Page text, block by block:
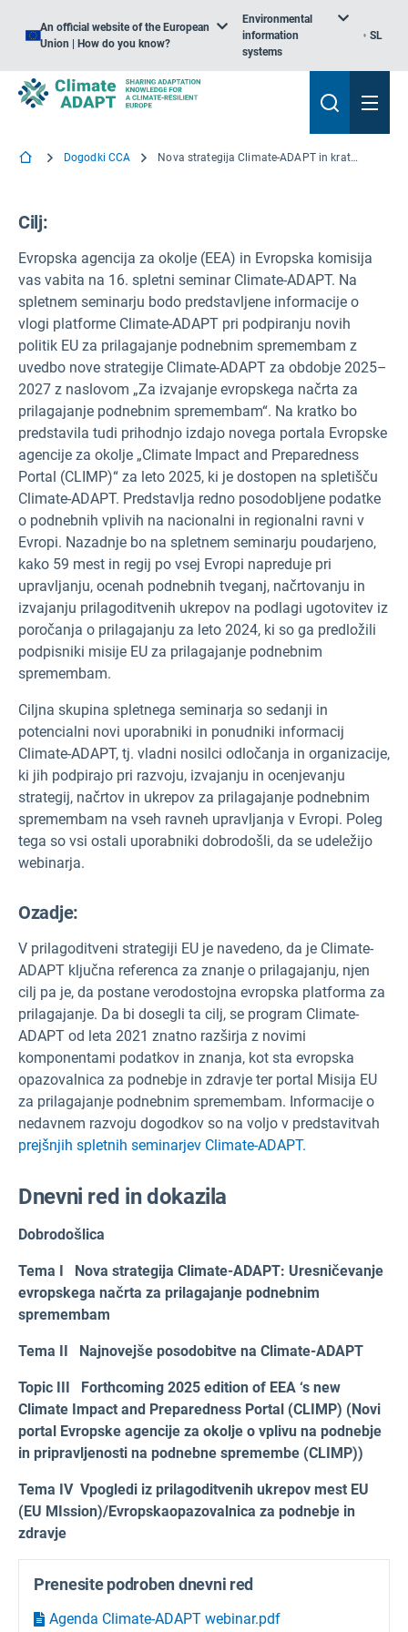
An official website of the European
Union | How do you know?
Environmental
information
systems
SL
Dogodki CCA Nova strategija Climate-ADAPT in kratka predstavitev prihodnje izdaje novega portala o vplivu na podnebje in pripravljenosti nanj (CLIMP) za leto 2025 – 16. spletni seminar Climate-ADAPT
Cilj:
Evropska agencija za okolje (EEA) in Evropska komisija
vas vabita na 16. spletni seminar Climate-ADAPT. Na
spletnem seminarju bodo predstavljene informacije o
vlogi platforme Climate-ADAPT pri podpiranju novih
politik EU za prilagajanje podnebnim spremembam z
uvedbo nove strategije Climate-ADAPT za obdobje 2025–
2027 z naslovom „Za izvajanje evropskega načrta za
prilagajanje podnebnim spremembam“. Na kratko bo
predstavila tudi prihodnjo izdajo novega portala Evropske
agencije za okolje „Climate Impact and Preparedness
Portal (CLIMP)“ za leto 2025, ki je dostopen na spletišču
Climate-ADAPT. Predstavlja redno posodobljene podatke
o podnebnih vplivih na nacionalni in regionalni ravni v
Evropi. Nazadnje bo na spletnem seminarju poudarjeno,
kako 59 mest in regij po vsej Evropi napreduje pri
upravljanju, ocenah podnebnih tveganj, načrtovanju in
izvajanju prilagoditvenih ukrepov na podlagi ugotovitev iz
poročanja o prilagajanju za leto 2024, ki so ga predložili
podpisniki misije EU za prilagajanje podnebnim
spremembam.
Ciljna skupina spletnega seminarja so sedanji in
potencialni novi uporabniki in ponudniki informacij
Climate-ADAPT, tj. vladni nosilci odločanja in organizacije,
ki jih podpirajo pri razvoju, izvajanju in ocenjevanju
strategij, načrtov in ukrepov za prilagajanje podnebnim
spremembam na vseh ravneh upravljanja v Evropi. Poleg
tega so vsi ostali uporabniki dobrodošli, da se udeležijo
webinarja.
Ozadje:
V prilagoditveni strategiji EU je navedeno, da je Climate-
ADAPT ključna referenca za znanje o prilagajanju, njen
cilj pa je, da postane verodostojna evropska platforma za
prilagajanje. Da bi dosegli ta cilj, se program Climate-
ADAPT od leta 2021 znatno razširja z novimi
komponentami podatkov in znanja, kot sta evropska
opazovalnica za podnebje in zdravje ter portal Misija EU
za prilagajanje podnebnim spremembam. Informacije o
nedavnem razvoju dogodkov so na voljo v predstavitvah
prejšnjih spletnih seminarjev Climate-ADAPT.
Dnevni red in dokazila
Dobrodošlica
Tema I
Nova strategija Climate-ADAPT: Uresničevanje
evropskega načrta za prilagajanje podnebnim
spremembam
Tema II Najnovejše posodobitve na Climate-ADAPT
Topic III Forthcoming 2025 edition of EEA ‘s new
Climate Impact and Preparedness Portal (CLIMP) (Novi
portal Evropske agencije za okolje o vplivu na podnebje
in pripravljenosti na podnebne spremembe (CLIMP))
Tema IV Vpogledi iz prilagoditvenih ukrepov mest EU
(EU MIssion)/Evropskaopazovalnica za podnebje in
zdravje
Prenesite podroben dnevni red
Agenda Climate-ADAPT webinar.pdf